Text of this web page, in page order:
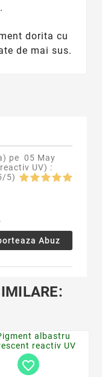
dorita cu
de mai sus.
pe 05 May
UV) :
/5)
Abuz
favorite_border